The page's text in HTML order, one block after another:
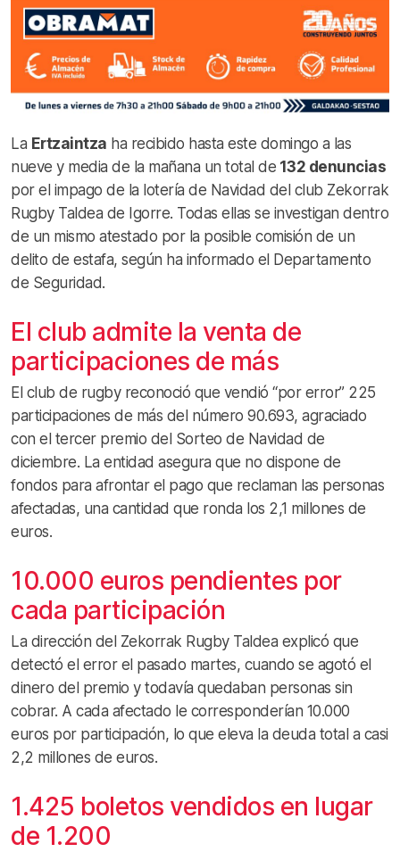
La Ertzaintza ha recibido hasta este domingo a las
nueve y media de la mañana un total de 132 denuncias
por el impago de la lotería de Navidad del club Zekorrak
Rugby Taldea de Igorre. Todas ellas se investigan dentro
de un mismo atestado por la posible comisión de un
delito de estafa, según ha informado el Departamento
de Seguridad.
El club admite la venta de
participaciones de más
El club de rugby reconoció que vendió “por error” 225
participaciones de más del número 90.693, agraciado
con el tercer premio del Sorteo de Navidad de
diciembre. La entidad asegura que no dispone de
fondos para afrontar el pago que reclaman las personas
afectadas, una cantidad que ronda los 2,1 millones de
euros.
10.000 euros pendientes por
cada participación
La dirección del Zekorrak Rugby Taldea explicó que
detectó el error el pasado martes, cuando se agotó el
dinero del premio y todavía quedaban personas sin
cobrar. A cada afectado le corresponderían 10.000
euros por participación, lo que eleva la deuda total a casi
2,2 millones de euros.
1.425 boletos vendidos en lugar
de 1.200